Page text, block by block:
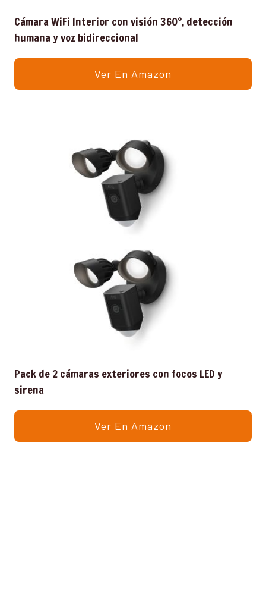
Cámara WiFi Interior con visión 360°, detección
humana y voz bidireccional
Ver En Amazon
Pack de 2 cámaras exteriores con focos LED y
sirena
Ver En Amazon